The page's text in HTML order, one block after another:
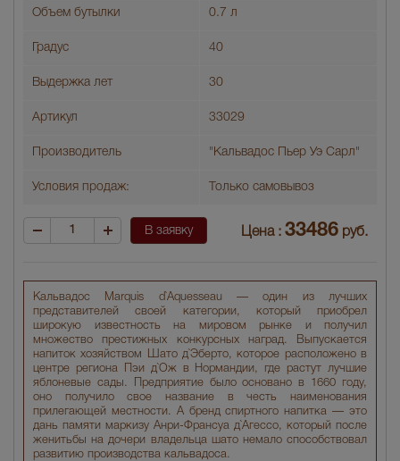
Кальвадос Marquis d`Aquesseau — один из лучших
представителей своей категории, который приобрел
широкую известность на мировом рынке и получил
множество престижных конкурсных наград. Выпускается
напиток хозяйством Шато д`Эберто, которое расположено в
центре региона Пэи д`Ож в Нормандии, где растут лучшие
яблоневые сады. Предприятие было основано в 1660 году,
оно получило свое название в честь наименования
прилегающей местности. А бренд спиртного напитка — это
дань памяти маркизу Анри-Франсуа д`Агессо, который после
женитьбы на дочери владельца шато немало способствовал
развитию производства кальвадоса.
Объем бутылки 0.7 л
Градус 40
Выдержка лет 30
Артикул 33029
Производитель "Кальвадос Пьер Уэ Сарл"
Условия продаж: Только самовывоз
В заявку Цена : 33486 руб.